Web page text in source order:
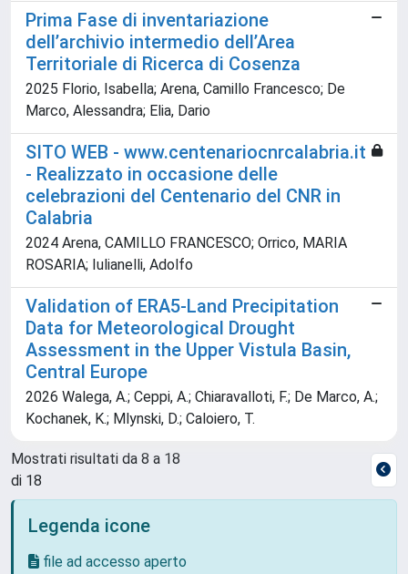
Prima Fase di inventariazione
dell’archivio intermedio dell’Area
Territoriale di Ricerca di Cosenza
2025 Florio, Isabella; Arena, Camillo Francesco; De
Marco, Alessandra; Elia, Dario
SITO WEB - www.centenariocnrcalabria.it
- Realizzato in occasione delle
celebrazioni del Centenario del CNR in
Calabria
2024 Arena, CAMILLO FRANCESCO; Orrico, MARIA
ROSARIA; Iulianelli, Adolfo
Validation of ERA5-Land Precipitation
Data for Meteorological Drought
Assessment in the Upper Vistula Basin,
Central Europe
2026 Walega, A.; Ceppi, A.; Chiaravalloti, F.; De Marco, A.;
Kochanek, K.; Mlynski, D.; Caloiero, T.
Mostrati risultati da 8 a 18
di 18
Legenda icone
file ad accesso aperto